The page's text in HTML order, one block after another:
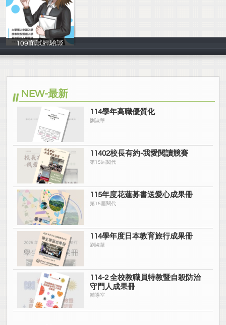
109面試經驗談
輔導室
NEW-最新
114學年高職優質化
劉淑華
11402校長有約-我愛閱讀競賽
第15屆閱代
115年度花蓮募書送愛心成果冊
第15屆閱代
114學年度日本教育旅行成果冊
劉淑華
114-2 全校教職員特教暨自殺防治
守門人成果冊
輔導室